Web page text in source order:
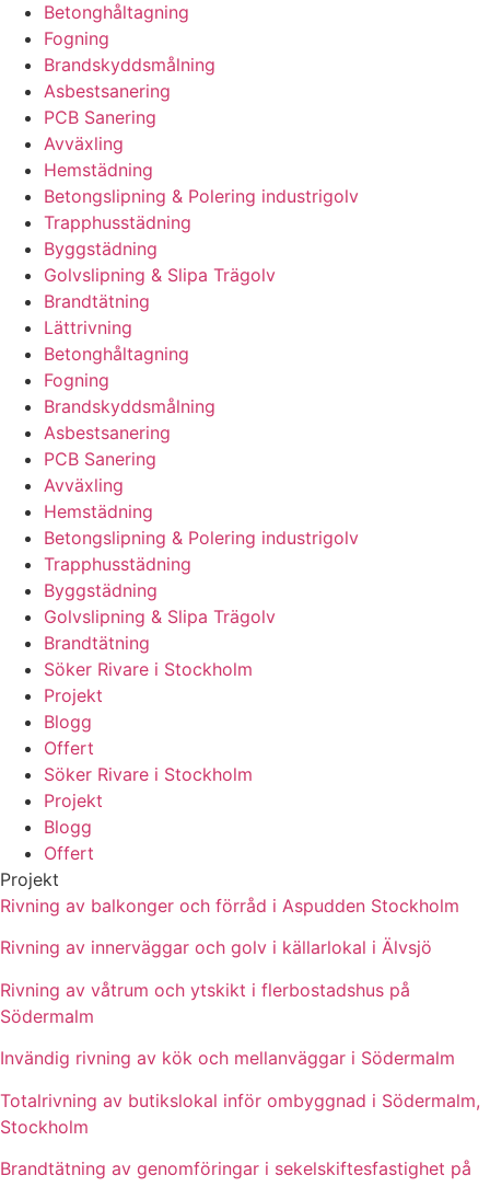
Betonghåltagning
Fogning
Brandskyddsmålning
Asbestsanering
PCB Sanering
Avväxling
Hemstädning
Betongslipning & Polering industrigolv
Trapphusstädning
Byggstädning
Golvslipning & Slipa Trägolv
Brandtätning
Lättrivning
Betonghåltagning
Fogning
Brandskyddsmålning
Asbestsanering
PCB Sanering
Avväxling
Hemstädning
Betongslipning & Polering industrigolv
Trapphusstädning
Byggstädning
Golvslipning & Slipa Trägolv
Brandtätning
Söker Rivare i Stockholm
Projekt
Blogg
Offert
Söker Rivare i Stockholm
Projekt
Blogg
Offert
Projekt
Rivning av balkonger och förråd i Aspudden Stockholm
Rivning av innerväggar och golv i källarlokal i Älvsjö
Rivning av våtrum och ytskikt i flerbostadshus på
Södermalm
Invändig rivning av kök och mellanväggar i Södermalm
Totalrivning av butikslokal inför ombyggnad i Södermalm,
Stockholm
Brandtätning av genomföringar i sekelskiftesfastighet på